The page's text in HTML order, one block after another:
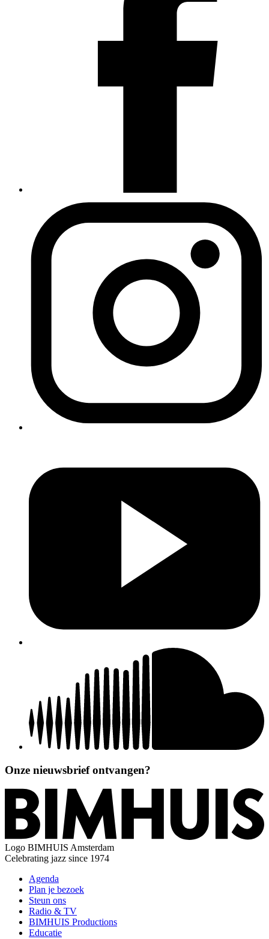
Onze nieuwsbrief ontvangen?
Logo BIMHUIS Amsterdam
Celebrating jazz since 1974
Agenda
Plan je bezoek
Steun ons
Radio & TV
BIMHUIS Productions
Educatie